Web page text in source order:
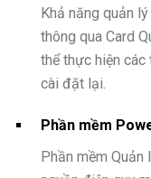
Khả năng quản
thông qua Card
thể thực hiện
cài đặt lại.
Phần mềm
Phần mềm